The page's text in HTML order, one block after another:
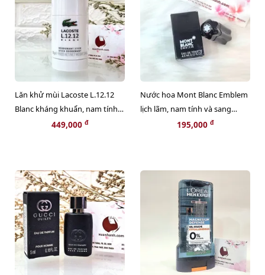
Lăn khử mùi Lacoste L.12.12
Blanc kháng khuẩn, nam tính,
mạnh mẽ cuốn hút
449,000 đ
Nước hoa Mont Blanc Emblem
lịch lãm, nam tính và sang
trọng - EDT, 4.5ml
195,000 đ